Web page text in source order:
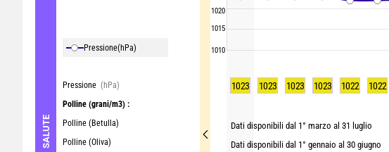
SALUTE
Pressione(hPa)
Pressione (hPa)
Polline (grani/m3) :
Polline (Betulla)
Polline (Oliva)
1020
1015
1010
1023 1023 1023 1023 1022 1022
Dati disponibili dal 1° marzo al 31 luglio
Dati disponibili dal 1° gennaio al 30 giugno